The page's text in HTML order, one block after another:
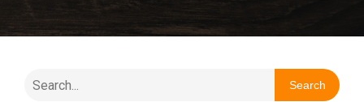
Search